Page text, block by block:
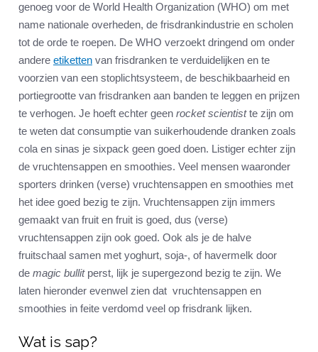
genoeg voor de World Health Organization (WHO) om met
name nationale overheden, de frisdrankindustrie en scholen
tot de orde te roepen. De WHO verzoekt dringend om onder
andere etiketten van frisdranken te verduidelijken en te
voorzien van een stoplichtsysteem, de beschikbaarheid en
portiegrootte van frisdranken aan banden te leggen en prijzen
te verhogen. Je hoeft echter geen rocket scientistte zijn om
te weten dat consumptie van suikerhoudende dranken zoals
cola en sinas je sixpack geen goed doen. Listiger echter zijn
de vruchtensappen en smoothies. Veel mensen waaronder
sporters drinken (verse) vruchtensappen en smoothies met
het idee goed bezig te zijn. Vruchtensappen zijn immers
gemaakt van fruit en fruit is goed, dus (verse)
vruchtensappen zijn ook goed. Ook als je de halve
fruitschaal samen met yoghurt, soja-, of havermelk door
de magic bullitperst, lijk je supergezond bezig te zijn. We
laten hieronder evenwel zien dat vruchtensappen en
smoothies in feite verdomd veel op frisdrank lijken.
Wat is sap?